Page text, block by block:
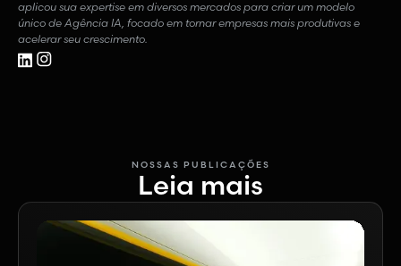
aplicou sua expertise em diversos mercados para criar um modelo
único de Agência IA, focado em tornar empresas mais produtivas e
acelerar seu crescimento.
NOSSAS PUBLICAÇÕES
Leia mais